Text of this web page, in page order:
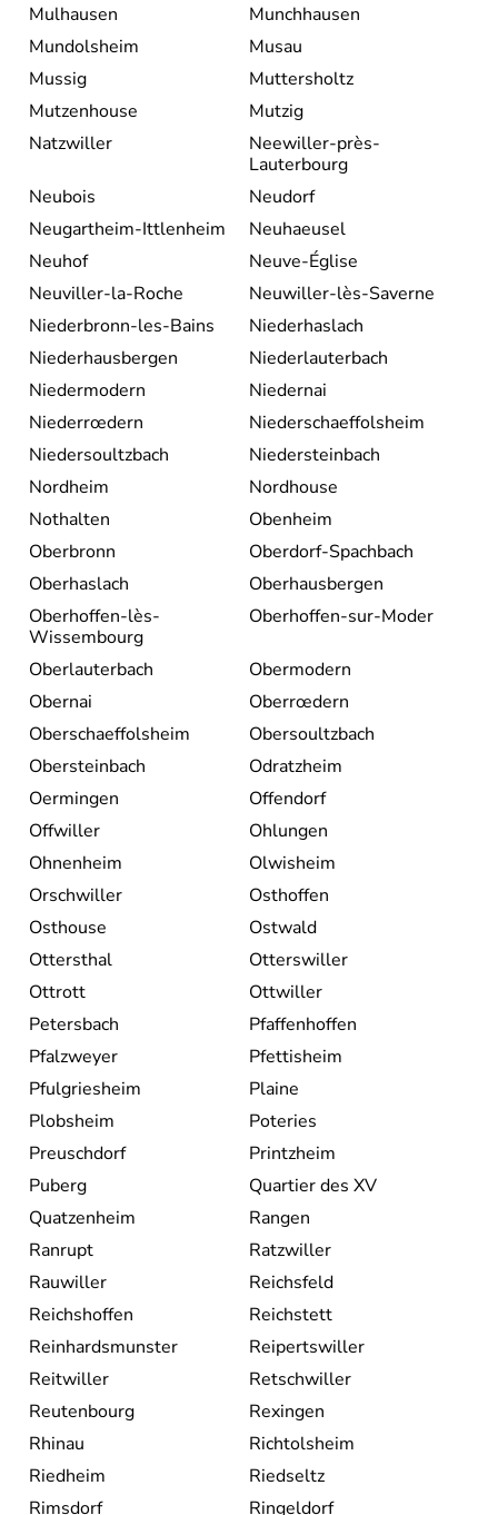
Mulhausen
Munchhausen
Mundolsheim
Musau
Mussig
Muttersholtz
Mutzenhouse
Mutzig
Natzwiller
Neewiller-près-
Lauterbourg
Neubois
Neudorf
Neugartheim-Ittlenheim
Neuhaeusel
Neuhof
Neuve-Église
Neuviller-la-Roche
Neuwiller-lès-Saverne
Niederbronn-les-Bains
Niederhaslach
Niederhausbergen
Niederlauterbach
Niedermodern
Niedernai
Niederrœdern
Niederschaeffolsheim
Niedersoultzbach
Niedersteinbach
Nordheim
Nordhouse
Nothalten
Obenheim
Oberbronn
Oberdorf-Spachbach
Oberhaslach
Oberhausbergen
Oberhoffen-lès-
Wissembourg
Oberhoffen-sur-Moder
Oberlauterbach
Obermodern
Obernai
Oberrœdern
Oberschaeffolsheim
Obersoultzbach
Obersteinbach
Odratzheim
Oermingen
Offendorf
Offwiller
Ohlungen
Ohnenheim
Olwisheim
Orschwiller
Osthoffen
Osthouse
Ostwald
Ottersthal
Otterswiller
Ottrott
Ottwiller
Petersbach
Pfaffenhoffen
Pfalzweyer
Pfettisheim
Pfulgriesheim
Plaine
Plobsheim
Poteries
Preuschdorf
Printzheim
Puberg
Quartier des XV
Quatzenheim
Rangen
Ranrupt
Ratzwiller
Rauwiller
Reichsfeld
Reichshoffen
Reichstett
Reinhardsmunster
Reipertswiller
Reitwiller
Retschwiller
Reutenbourg
Rexingen
Rhinau
Richtolsheim
Riedheim
Riedseltz
Rimsdorf
Ringeldorf